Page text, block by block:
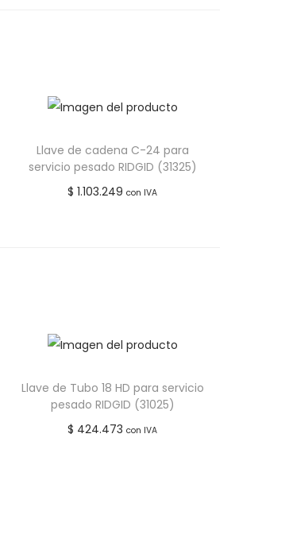
Llave de cadena C-24 para
servicio pesado RIDGID (31325)
$ 1.103.249 con IVA
Llave de Tubo 18 HD para servicio
pesado RIDGID (31025)
$ 424.473 con IVA